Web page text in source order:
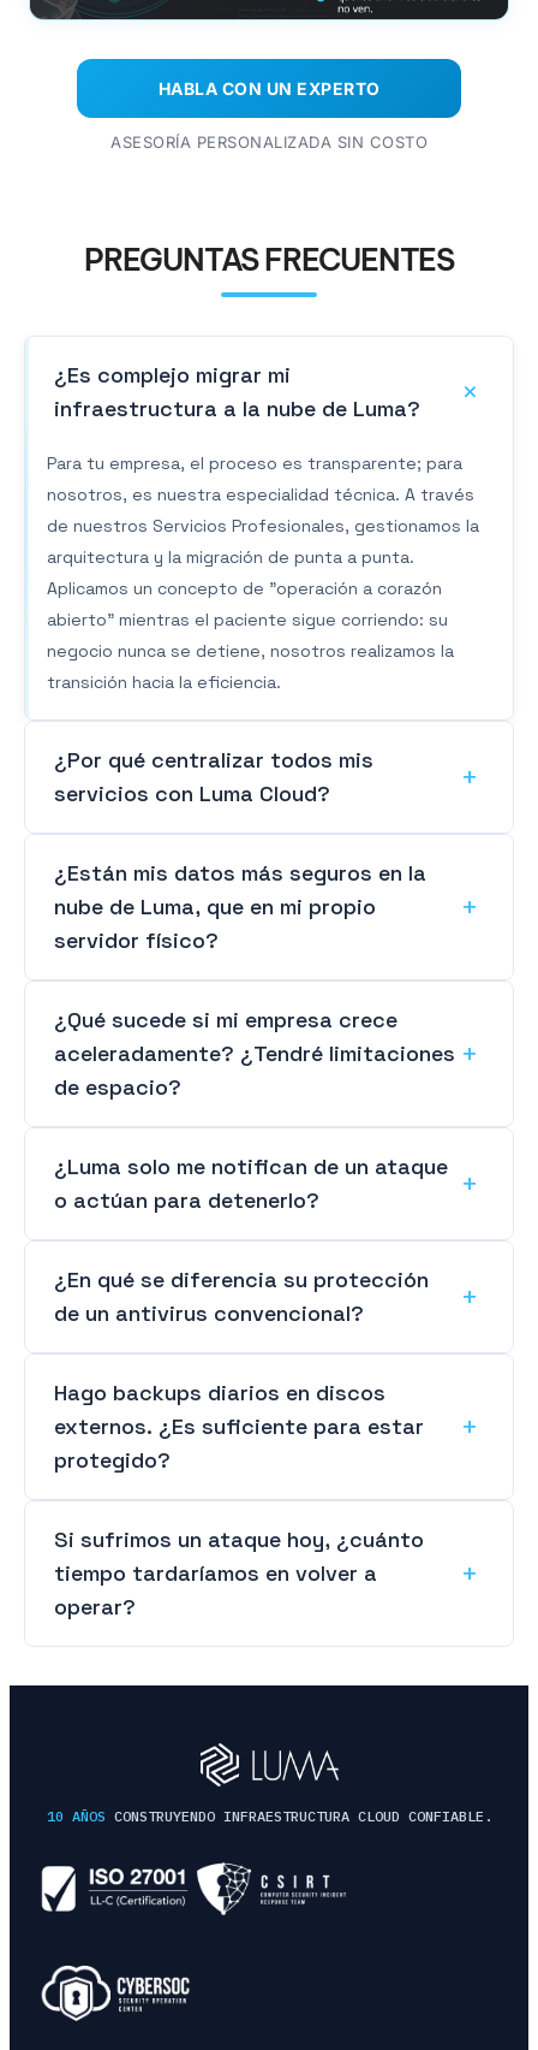
HABLA CON UN EXPERTO
ASESORÍA PERSONALIZADA SIN COSTO
PREGUNTAS FRECUENTES
¿Es complejo migrar mi
infraestructura a la nube de Luma?
Para tu empresa, el proceso es transparente; para
nosotros, es nuestra especialidad técnica. A través
de nuestros Servicios Profesionales, gestionamos la
arquitectura y la migración de punta a punta.
Aplicamos un concepto de "operación a corazón
abierto" mientras el paciente sigue corriendo: su
negocio nunca se detiene, nosotros realizamos la
transición hacia la eficiencia.
¿Por qué centralizar todos mis
servicios con Luma Cloud?
¿Están mis datos más seguros en la
nube de Luma, que en mi propio
servidor físico?
¿Qué sucede si mi empresa crece
aceleradamente? ¿Tendré limitaciones
de espacio?
¿Luma solo me notifican de un ataque
o actúan para detenerlo?
¿En qué se diferencia su protección
de un antivirus convencional?
Hago backups diarios en discos
externos. ¿Es suficiente para estar
protegido?
Si sufrimos un ataque hoy, ¿cuánto
tiempo tardaríamos en volver a
operar?
10 AÑOS CONSTRUYENDO INFRAESTRUCTURA CLOUD CONFIABLE.